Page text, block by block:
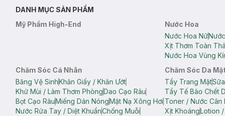
DANH MỤC SẢN PHẨM
Mỹ Phẩm High-End
Nước Hoa
Nước Hoa Nữ
Xịt Thơm Toàn
Nước Hoa Vùng
Chăm Sóc Cá Nhân
Băng Vệ SinhKhăn Giấy / Khăn Ướt
Khử Mùi / Làm Thơm PhòngDao Cạo Râu
Bọt Cạo RâuMiếng Dán NóngMặt Nạ Xông Hơi
Nước Rửa Tay / Diệt KhuẩnChống Muỗi
Chăm Sóc Da
Tẩy Trang Mặt
Tẩy Tế Bào Chết
Toner / Nước Cân
Xịt KhoángLotion